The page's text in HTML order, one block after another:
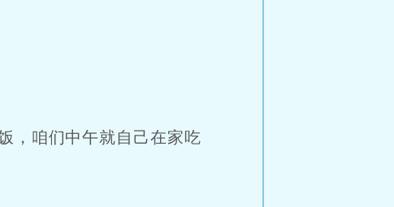
，咱们中午就自己在家吃